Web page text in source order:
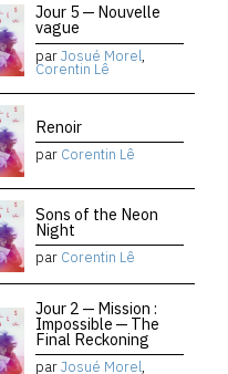
Jour 5 — Nouvelle
vague
parJosué Morel,
Corentin Lê
Renoir
par Corentin Lê
Sons of the Neon
Night
par Corentin Lê
Jour 2 — Mission :
Impossible — The
Final Reckoning
parJosué Morel,